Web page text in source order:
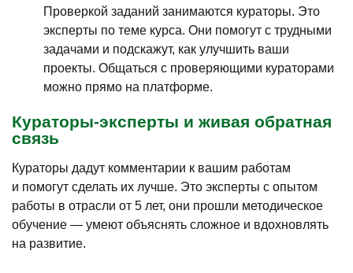
Проверкой заданий занимаются кураторы. Это
эксперты по теме курса. Они помогут с трудными
задачами и подскажут, как улучшить ваши
проекты. Общаться с проверяющими кураторами
можно прямо на платформе.
Кураторы-эксперты и живая обратная
связь
Кураторы дадут комментарии к вашим работам
и помогут сделать их лучше. Это эксперты с опытом
работы в отрасли от 5 лет, они прошли методическое
обучение — умеют объяснять сложное и вдохновлять
на развитие.